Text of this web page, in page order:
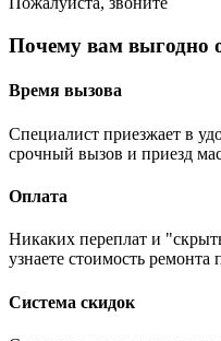
Почему вам выгодно
Время вызова
Специалист приезжает в
срочный вызов и приезд
Оплата
Никаких переплат и
узнаете стоимость ремонта
Система скидок